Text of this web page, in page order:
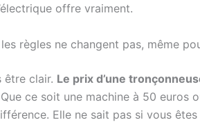
offre vraiment.
règles ne changent pas, même
être clair. Le prix d’une
Que ce soit une machine à 50 euros
Elle ne sait pas si vous